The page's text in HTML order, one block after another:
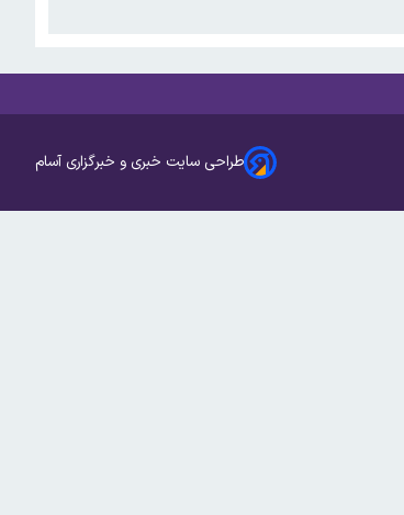
طراحی سایت خبری و خبرگزاری آسام